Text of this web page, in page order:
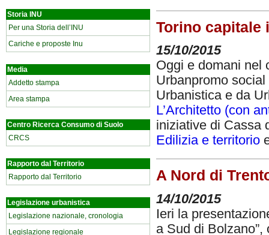
Storia INU
Per una Storia dell’INU
Cariche e proposte Inu
Media
Addetto stampa
Area stampa
Centro Ricerca Consumo di Suolo
CRCS
Rapporto dal Territorio
Rapporto dal Territorio
Legislazione urbanistica
Legislazione nazionale, cronologia
Legislazione regionale
Torino capitale
15/10/2015
Oggi e domani nel
Urbanpromo
Urbanistica e da
L’Architetto (con
iniziative di Cassa
Edilizia e territorio
A Nord di
14/10/2015
Ieri la
a Sud di